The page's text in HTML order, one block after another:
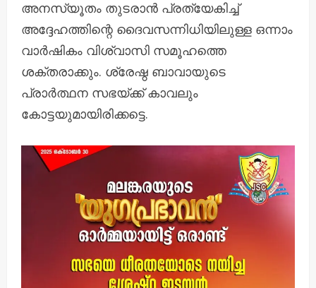
അനസ്യൂതം തുടരാൻ പ്രത്യേകിച്ച്
അദ്ദേഹത്തിന്റെ ദൈവസന്നിധിയിലുള്ള ഒന്നാം
വാർഷികം വിശ്വാസി സമൂഹത്തെ
ശക്തരാക്കും. ശ്രേഷ്ഠ ബാവായുടെ
പ്രാർത്ഥന സഭയ്ക്ക് കാവലും
കോട്ടയുമായിരിക്കട്ടെ.